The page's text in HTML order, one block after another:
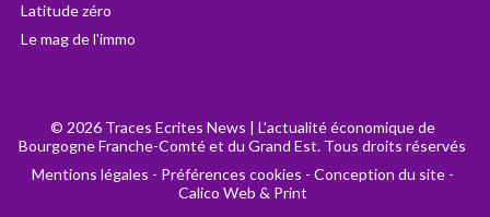
Latitude zéro
Le mag de l'immo
© 2026 Traces Ecrites News | L'actualité économique de
Bourgogne Franche-Comté et du Grand Est. Tous droits réservés
Mentions légales - Préférences cookies - Conception du site -
Calico Web & Print